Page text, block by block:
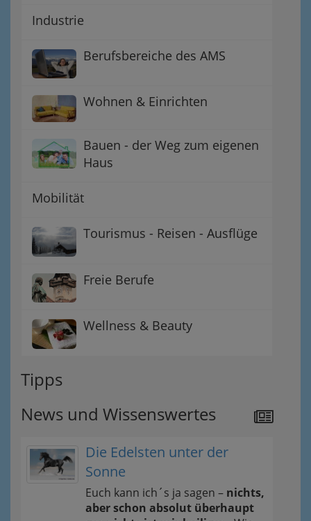
Industrie
Berufsbereiche des AMS
Wohnen & Einrichten
Bauen - der Weg zum eigenen
Haus
Mobilität
Tourismus - Reisen - Ausflüge
Freie Berufe
Wellness & Beauty
Tipps
News und Wissenswertes
Die Edelsten unter der
Sonne
Euch kann ich´s ja sagen – nichts,
aber schon absolut überhaupt